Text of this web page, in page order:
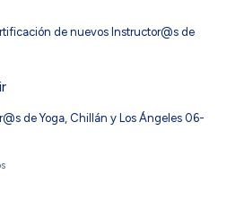
de nuevos Instructor@s de
de Yoga, Chillán y Los Ángeles 06-